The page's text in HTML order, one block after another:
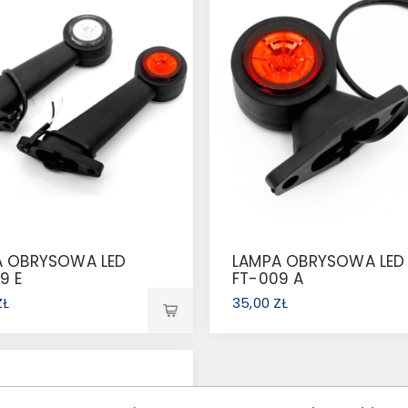
OBRYSOWA LED
E
LAMPA OBRYSOWA LED
FT-009 A
35,00 ZŁ